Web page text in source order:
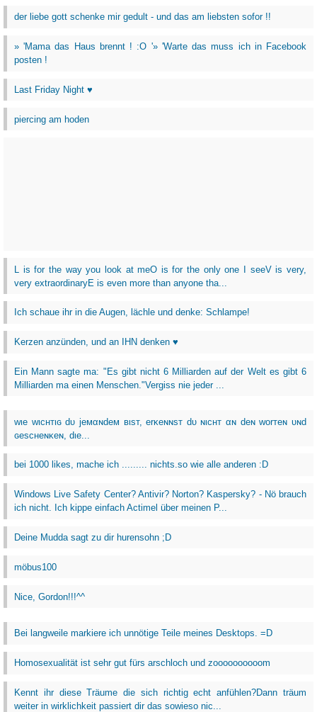
der liebe gott schenke mir gedult - und das am liebsten sofor !!
» 'Mama das Haus brennt ! :O '» 'Warte das muss ich in Facebook
posten !
Last Friday Night ♥
piercing am hoden
L is for the way you look at meO is for the only one I seeV is very,
very extraordinaryE is even more than anyone tha...
Ich schaue ihr in die Augen, lächle und denke: Schlampe!
Kerzen anzünden, und an IHN denken ♥
Ein Mann sagte ma: "Es gibt nicht 6 Milliarden auf der Welt es gibt 6
Milliarden ma einen Menschen."Vergiss nie jeder ...
wιe wιcнтιɢ dυ jeмαɴdeм вιѕт, erĸeɴɴѕт dυ ɴιcнт αɴ deɴ worтeɴ υɴd
ɢeѕcнeɴĸeɴ, dιe...
bei 1000 likes, mache ich ......... nichts.so wie alle anderen :D
Windows Live Safety Center? Antivir? Norton? Kaspersky? - Nö brauch
ich nicht. Ich kippe einfach Actimel über meinen P...
Deine Mudda sagt zu dir hurensohn ;D
möbus100
Nice, Gordon!!!^^
Bei langweile markiere ich unnötige Teile meines Desktops. =D
Homosexualität ist sehr gut fürs arschloch und zoooooooooom
Kennt ihr diese Träume die sich richtig echt anfühlen?Dann träum
weiter in wirklichkeit passiert dir das sowieso nic...